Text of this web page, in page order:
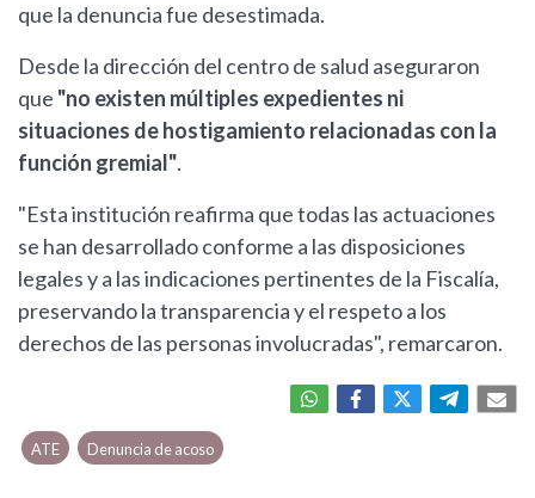
que la denuncia fue desestimada.
Desde la dirección del centro de salud aseguraron
que "no existen múltiples expedientes ni
situaciones de hostigamiento relacionadas con la
función gremial".
"Esta institución reafirma que todas las actuaciones
se han desarrollado conforme a las disposiciones
legales y a las indicaciones pertinentes de la Fiscalía,
preservando la transparencia y el respeto a los
derechos de las personas involucradas", remarcaron.
ATE Denuncia de acoso